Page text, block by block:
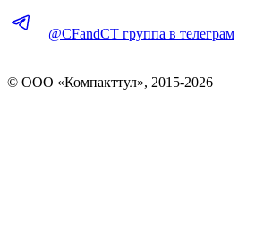
@CFandCT группа в телеграм
© OOO «Компакттул», 2015-2026